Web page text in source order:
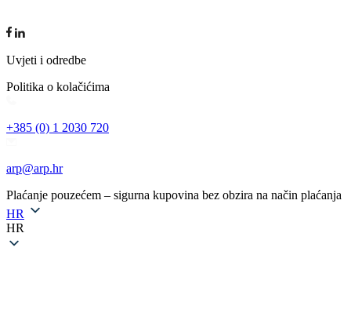
Uvjeti i odredbe
Politika o kolačićima
+385 (0) 1 2030 720
arp@arp.hr
Plaćanje pouzećem – sigurna kupovina bez obzira na način plaćanja
HR
HR